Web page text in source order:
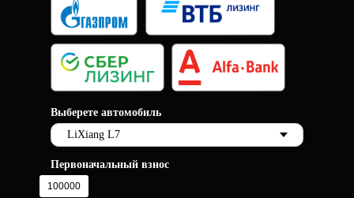
Выберете автомобиль
Первоначальный взнос
100000